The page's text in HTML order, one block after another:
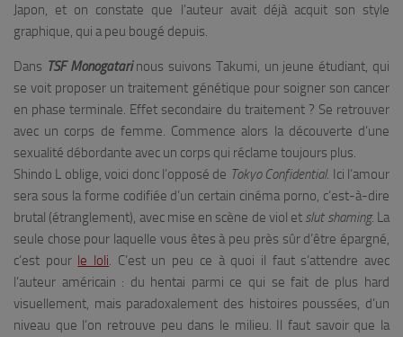
Japon, et on constate que l’auteur avait déjà acquit son style
graphique, qui a peu bougé depuis.
Dans TSF Monogatarinous suivons Takumi, un jeune étudiant, qui
se voit proposer un traitement génétique pour soigner son cancer
en phase terminale. Effet secondaire du traitement ? Se retrouver
avec un corps de femme. Commence alors la découverte d’une
sexualité débordante avec un corps qui réclame toujours plus.
Shindo L oblige, voici donc l’opposé de Tokyo Confidential. Ici l’amour
sera sous la forme codifiée d’un certain cinéma porno, c’est-à-dire
brutal (étranglement), avec mise en scène de viol et slut shaming. La
seule chose pour laquelle vous êtes à peu près sûr d’être épargné,
c’est pour le loli . C’est un peu ce à quoi il faut s’attendre avec
l’auteur américain : du hentai parmi ce qui se fait de plus hard
visuellement, mais paradoxalement des histoires poussées, d’un
niveau que l’on retrouve peu dans le milieu. Il faut savoir que la